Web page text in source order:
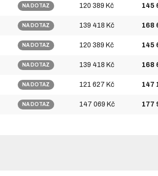
NA DOTAZ 120 389 Kč 145
NA DOTAZ 139 418 Kč 168
NA DOTAZ 120 389 Kč 145
NA DOTAZ 139 418 Kč 168
NA DOTAZ 121 627 Kč 147
NA DOTAZ 147 069 Kč 177